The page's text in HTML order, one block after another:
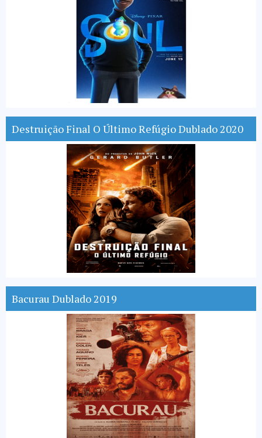
Destruição Final O Último Refúgio Dublado 2020
Bacurau Dublado 2019